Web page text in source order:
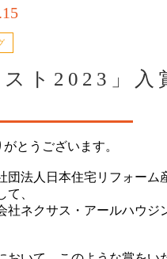
ト2023」入
とうございます。
団法人日本住宅リフォーム
、
社ネクサス・アールハウ